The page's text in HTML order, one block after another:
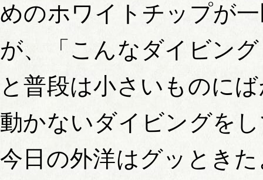
めのホワイトチップが
が、「こんなダイビン
と普段は小さいものに
動かないダイビングを
今日の外洋はグッとき